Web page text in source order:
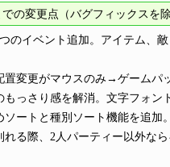
での変更点（バグフィックスを除
のイベント追加。アイテム、
置変更がマウスのみ→ゲームパ
もっさり感を解消。文字フォン
ートと種別ソート機能を追加。
れる際、2人パーティー以外な